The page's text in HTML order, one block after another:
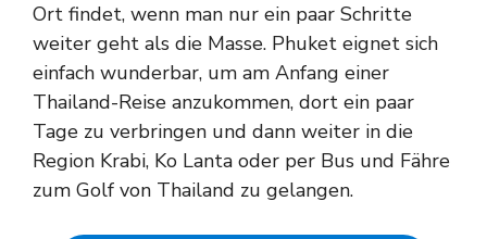
Ort findet, wenn man nur ein paar Schritte
weiter geht als die Masse. Phuket eignet sich
einfach wunderbar, um am Anfang einer
Thailand-Reise anzukommen, dort ein paar
Tage zu verbringen und dann weiter in die
Region Krabi, Ko Lanta oder per Bus und Fähre
zum Golf von Thailand zu gelangen.